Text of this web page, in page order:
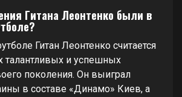
Гитана Леонтенко были в
Гитан Леонтенко считается
талантливых и успешных
поколения. Он выиграл
в составе «Динамо» Киев, а